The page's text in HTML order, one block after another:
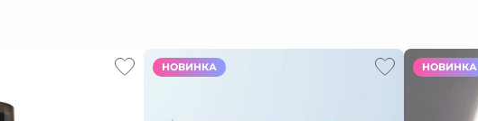
НОВИНКА НОВИНКА